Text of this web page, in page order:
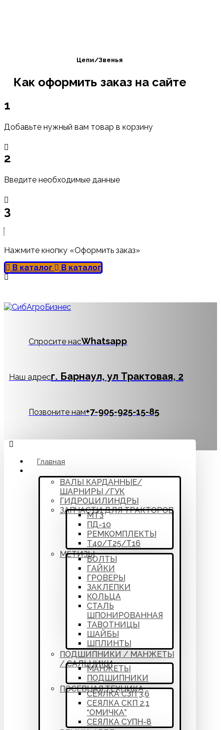
Цепи/Звенья
Как оформить заказ на сайте
1
Добавьте нужный вам товар в корзину
2
Введите необходимые данные
3
Нажмите кнопку «Оформить заказ»
В каталог
В каталог
Спросите насWhatsapp
Наш адресг. Барнаул, ул Трактовая, 2
Позвоните нам‪+7-905-925-15-85
Главная
ВАЛЫ КАРДАННЫЕ/
ШАРНИРЫ /ГУК
ГИДРОЦИЛИНДРЫ
ЗАПЧАСТИ ДЛЯ ТРАКТОРОВ
МТЗ
ПД-10
РЕМКОМПЛЕКТЫ
Т40/Т25/Т16
МЕТИЗЫ
БОЛТЫ
ГАЙКИ
ГРОВЕРЫ
ЗАКЛЕПКИ
КОЛЬЦА
СТАЛЬ
ШПОНИРОВАННАЯ
ТАВОТНИЦЫ
ШАЙБЫ
ШПЛИНТЫ
ПОДШИПНИКИ / МАНЖЕТЫ
/ САЛЬНИКИ
МАНЖЕТЫ
ПОДШИПНИКИ
ПОСЕВНАЯ ТЕХНИКА
СЕЯЛКА СЗП 3,6
СЕЯЛКА СКП 2,1
“ОМИЧКА”
СЕЯЛКА СУПН-8